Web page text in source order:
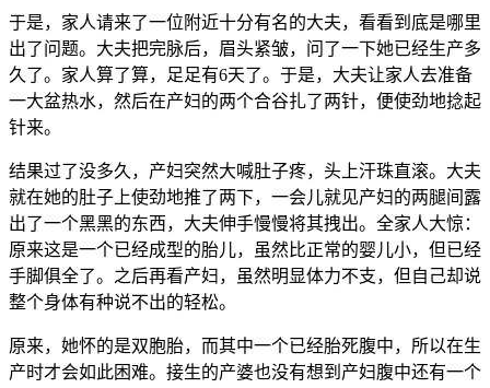
于是，家人请来了一位附近十分有名的大夫，看看到底是哪里
出了问题。大夫把完脉后，眉头紧皱，问了一下她已经生产多
久了。家人算了算，足足有6天了。于是，大夫让家人去准备
一大盆热水，然后在产妇的两个合谷扎了两针，便使劲地捻起
针来。
结果过了没多久，产妇突然大喊肚子疼，头上汗珠直滚。大夫
就在她的肚子上使劲地推了两下，一会儿就见产妇的两腿间露
出了一个黑黑的东西，大夫伸手慢慢将其拽出。全家人大惊：
原来这是一个已经成型的胎儿，虽然比正常的婴儿小，但已经
手脚俱全了。之后再看产妇，虽然明显体力不支，但自己却说
整个身体有种说不出的轻松。
原来，她怀的是双胞胎，而其中一个已经胎死腹中，所以在生
产时才会如此困难。接生的产婆也没有想到产妇腹中还有一个